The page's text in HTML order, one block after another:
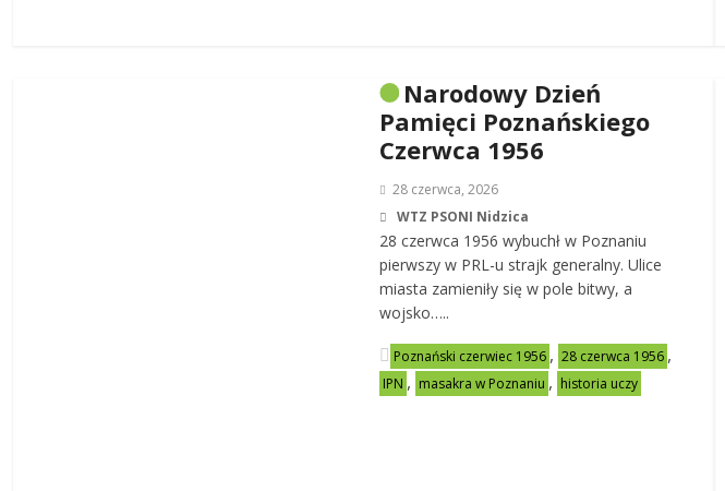
Narodowy Dzień
Pamięci Poznańskiego
Czerwca 1956
28 czerwca, 2026
WTZ PSONI Nidzica
28 czerwca 1956 wybuchł w Poznaniu
pierwszy w PRL-u strajk generalny. Ulice
miasta zamieniły się w pole bitwy, a
wojsko…..
Poznański czerwiec 1956 , 28 czerwca 1956 ,
IPN , masakra w Poznaniu , historia uczy